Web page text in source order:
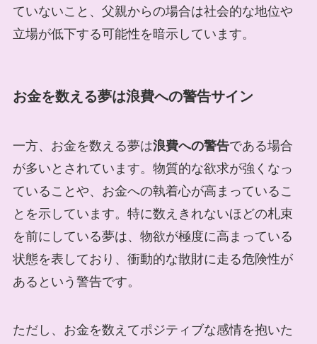
ていないこと、父親からの場合は社会的な地位や
立場が低下する可能性を暗示しています。
お金を数える夢は浪費への警告サイン
一方、お金を数える夢は浪費への警告である場合
が多いとされています。物質的な欲求が強くなっ
ていることや、お金への執着心が高まっているこ
とを示しています。特に数えきれないほどの札束
を前にしている夢は、物欲が極度に高まっている
状態を表しており、衝動的な散財に走る危険性が
あるという警告です。
ただし、お金を数えてポジティブな感情を抱いた